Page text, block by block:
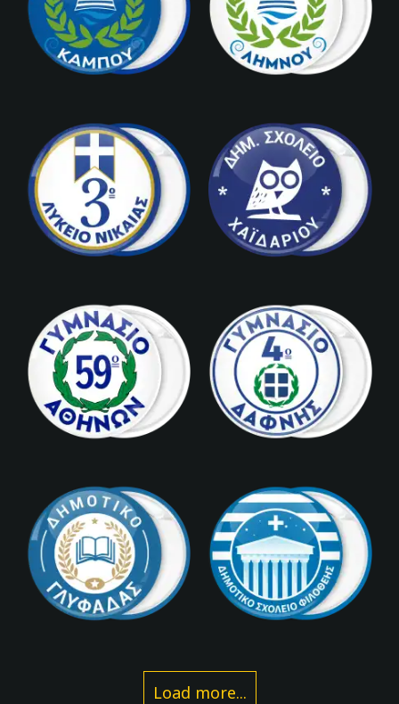
Load more...